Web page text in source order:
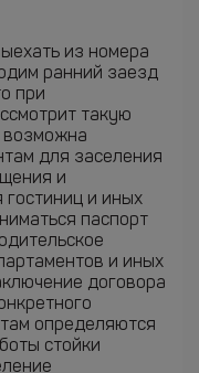
из номера
ранний заезд
при
такую
возможна
для заселения
и
и иных
паспорт
и иных
договора
определяются
стойки